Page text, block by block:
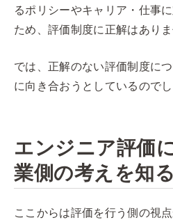
るポリシーやキャリア・仕事
ため、評価制度に正解はありま
では、正解のない評価制度に
に向き合おうとしているのでし
エンジニア評価
業側の考えを知る
ここからは評価を行う側の視